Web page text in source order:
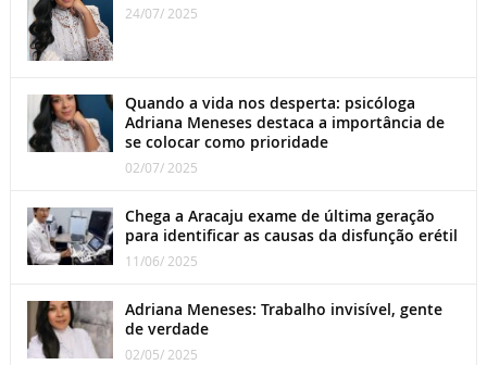
24/07/ 2025
Quando a vida nos desperta: psicóloga
Adriana Meneses destaca a importância de
se colocar como prioridade
02/07/ 2025
Chega a Aracaju exame de última geração
para identificar as causas da disfunção erétil
11/06/ 2025
Adriana Meneses: Trabalho invisível, gente
de verdade
02/05/ 2025